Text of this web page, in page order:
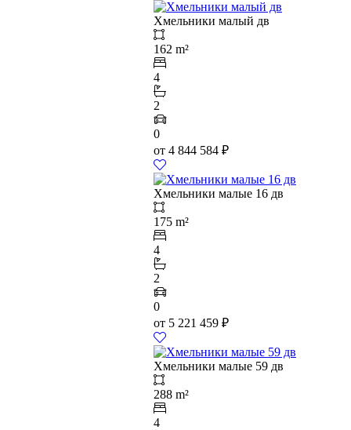
Хмельники малый дв
162 m²
4
2
0
от 4 844 584 ₽
Хмельники малые 16 дв
175 m²
4
2
0
от 5 221 459 ₽
Хмельники малые 59 дв
288 m²
4